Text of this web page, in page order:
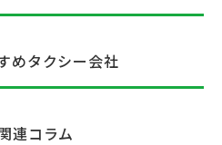
めタクシー会社
連コラム